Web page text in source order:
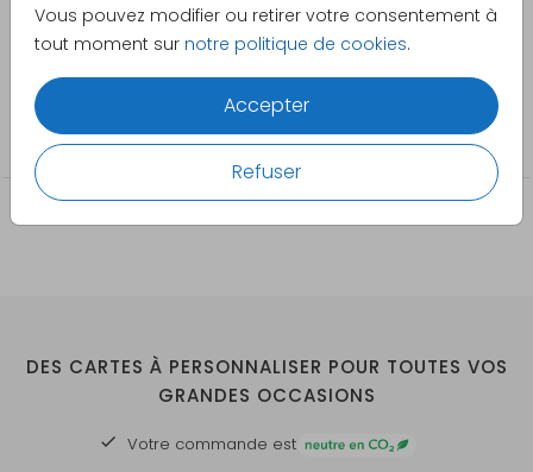
Vous pouvez modifier ou retirer votre consentement à
tout moment sur notre politique de cookies.
Accepter
Refuser
Créateur
Made for Moments
Catégorie
Cartes de remerciement
DES CARTES À PERSONNALISER POUR TOUTES VOS
GRANDES OCCASIONS
Votre commande est